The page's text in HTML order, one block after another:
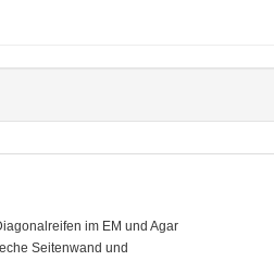
im EM und Agar
Seitenwand und